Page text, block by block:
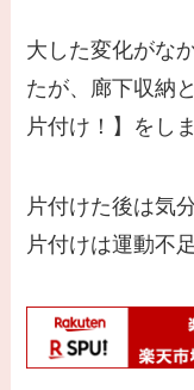
大した変化がな
たが、廊下収納
片付け！】をし
片付けた後は気
片付けは運動不